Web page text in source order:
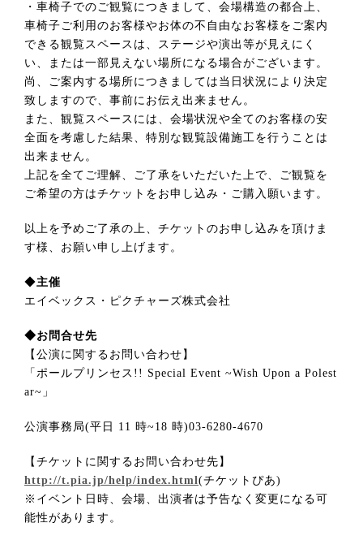
・車椅子でのご観覧につきまして、会場構造の都合上、
車椅子ご利用のお客様やお体の不自由なお客様をご案内
できる観覧スペースは、ステージや演出等が見えにく
い、または一部見えない場所になる場合がございます。
尚、ご案内する場所につきましては当日状況により決定
致しますので、事前にお伝え出来ません。
また、観覧スペースには、会場状況や全てのお客様の安
全面を考慮した結果、特別な観覧設備施工を行うことは
出来ません。
上記を全てご理解、ご了承をいただいた上で、ご観覧を
ご希望の方はチケットをお申し込み・ご購入願います。
以上を予めご了承の上、チケットのお申し込みを頂けま
す様、お願い申し上げます。
◆主催
エイベックス・ピクチャーズ株式会社
◆お問合せ先
【公演に関するお問い合わせ】
「ポールプリンセス!! Special Event ~Wish Upon a Polest
ar~」
公演事務局(平日 11 時~18 時)03-6280-4670
【チケットに関するお問い合わせ先】
http://t.pia.jp/help/index.html(チケットぴあ)
※イベント日時、会場、出演者は予告なく変更になる可
能性があります。